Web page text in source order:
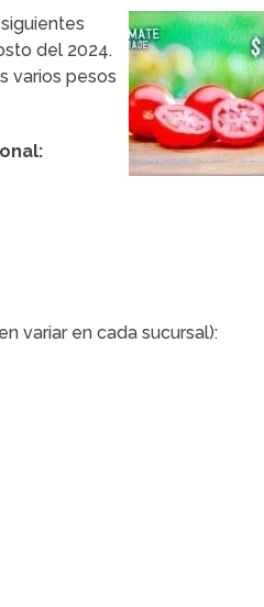
del 2024.
varios pesos
variar en cada sucursal):